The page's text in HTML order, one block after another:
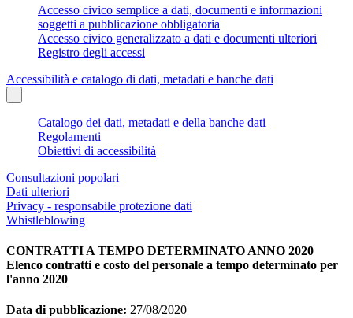
Accesso civico semplice a dati, documenti e informazioni
soggetti a pubblicazione obbligatoria
Accesso civico generalizzato a dati e documenti ulteriori
Registro degli accessi
Accessibilità e catalogo di dati, metadati e banche dati
Catalogo dei dati, metadati e della banche dati
Regolamenti
Obiettivi di accessibilità
Consultazioni popolari
Dati ulteriori
Privacy - responsabile protezione dati
Whistleblowing
CONTRATTI A TEMPO DETERMINATO ANNO 2020
Elenco contratti e costo del personale a tempo determinato per
l'anno 2020
Data di pubblicazione: 27/08/2020